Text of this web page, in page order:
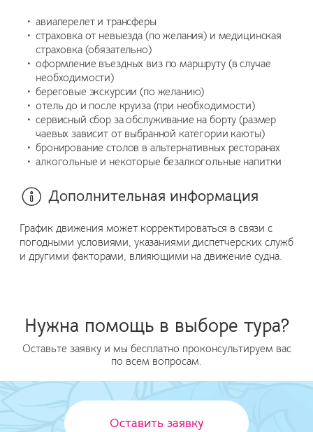
авиаперелет и трансферы
страховка от невыезда (по желания) и медицинская
страховка (обязательно)
оформление въездных виз по маршруту (в случае
необходимости)
береговые экскурсии (по желанию)
отель до и после круиза (при необходимости)
сервисный сбор за обслуживание на борту (размер
чаевых зависит от выбранной категории каюты)
бронирование столов в альтернативных ресторанах
алкогольные и некоторые безалкогольные напитки
Дополнительная информация
График движения может корректироваться в связи с
погодными условиями, указаниями диспетчерских служб
и другими факторами, влияющими на движение судна.
Нужна помощь в выборе тура?
Оставьте заявку и мы бесплатно проконсультируем вас
по всем вопросам.
Оставить заявку